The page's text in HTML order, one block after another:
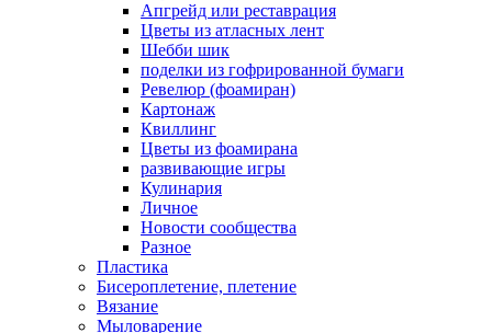
Апгрейд или реставрация
Цветы из атласных лент
Шебби шик
поделки из гофрированной бумаги
Ревелюр (фоамиран)
Картонаж
Квиллинг
Цветы из фоамирана
развивающие игры
Кулинария
Личное
Новости сообщества
Разное
Пластика
Бисероплетение, плетение
Вязание
Мыловарение